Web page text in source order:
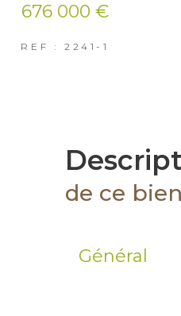
676 000 €
REF : 2241-1
de ce bien
Général